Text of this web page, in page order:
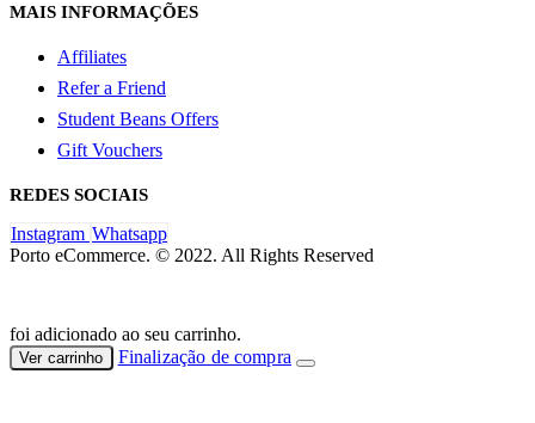
MAIS INFORMAÇÕES
Affiliates
Refer a Friend
Student Beans Offers
Gift Vouchers
REDES SOCIAIS
Instagram Whatsapp
Porto eCommerce. © 2022. All Rights Reserved
foi adicionado ao seu carrinho.
Ver carrinho Finalização de compra